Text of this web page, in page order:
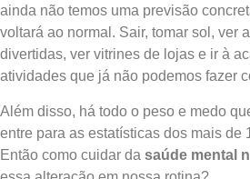
ainda não temos uma previsão
voltará ao normal. Sair, tomar sol, ver
divertidas, ver vitrines de lojas e ir à
atividades que já não podemos fazer
Além disso, há todo o peso e medo
entre para as estatísticas dos mais de
Então como cuidar da saúde mental